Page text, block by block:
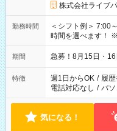
株式会社ライブ
勤務時間
＜シフト例＞ 7:00～23:00
時間を選べます！
期間 急募！8月15日・16
特徴 週1日からOK / 履
電話対応なし / パ
気になる！